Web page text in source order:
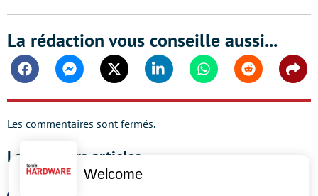
La rédaction vous conseille aussi...
FacebookMessengerTwitter Linkedin WhatsappReddit
Les commentaires sont fermés.
Les derniers articles
Welcome